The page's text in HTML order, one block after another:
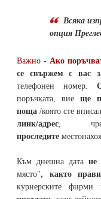
Всяка
опция
Важно - Ако
се свържем с вас
телефонен номер
поръчката, вие ще
поща /която сте
линк/адрес ,
проследите
Към днешна дата не
място", както
куриерските